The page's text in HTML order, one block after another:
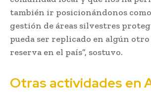
también ir posicionándonos
gestión de áreas silvestres
pueda ser replicado en algún otro
reserva en el país”, sostuvo.
Otras actividades en